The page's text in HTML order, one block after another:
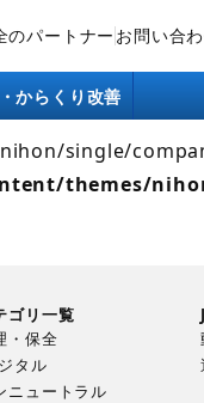
のパートナー お問い合
からくり改善
Failed to
single/
themes/
ゴリ一覧
・保全
タル
ニュートラル